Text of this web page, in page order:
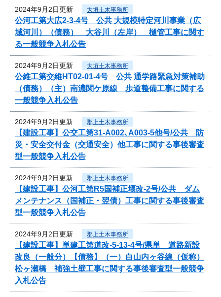
2024年9月2日更新 大垣土木事務所
公河工第大広2-3-4号 公共 大規模特定河川事業（広
域河川）（債務） 大谷川（左岸） 樋管工事に関す
る一般競争入札公告
2024年9月2日更新 大垣土木事務所
公維工第交維HT02-01-4号 公共 通学路緊急対策補助
（債務）（主）南濃関ケ原線 歩道整備工事に関する
一般競争入札公告
2024年9月2日更新 郡上土木事務所
【建設工事】公交工第31-A002､A003-5他号/公共 防
災・安全交付金（交通安全）他工事に関する事後審査
型一般競争入札公告
2024年9月2日更新 郡上土木事務所
【建設工事】公河工第R5国補正堰改-2号/公共 ダム
メンテナンス（国補正・翌債）工事に関する事後審査
型一般競争入札公告
2024年9月2日更新 郡上土木事務所
【建設工事】単建工第道改-5-13-4号/県単 道路新設
改良（一般分）【債務】（一）白山内ヶ谷線（仮称）
松ヶ瀬橋 補強土壁工事に関する事後審査型一般競争
入札公告